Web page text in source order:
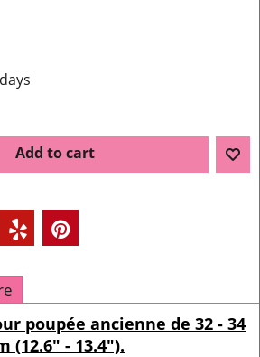
Add to cart
poupée ancienne de 32 - 34
(12.6" - 13.4").